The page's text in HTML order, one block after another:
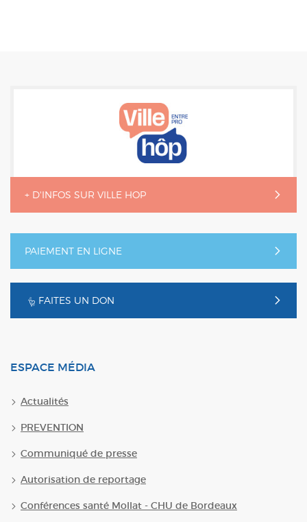
+ D'INFOS SUR VILLE HOP
PAIEMENT EN LIGNE
FAITES UN DON
ESPACE MÉDIA
Actualités
PREVENTION
Communiqué de presse
Autorisation de reportage
Conférences santé Mollat - CHU de Bordeaux